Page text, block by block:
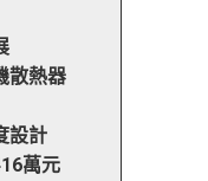
散熱器
設計
萬元